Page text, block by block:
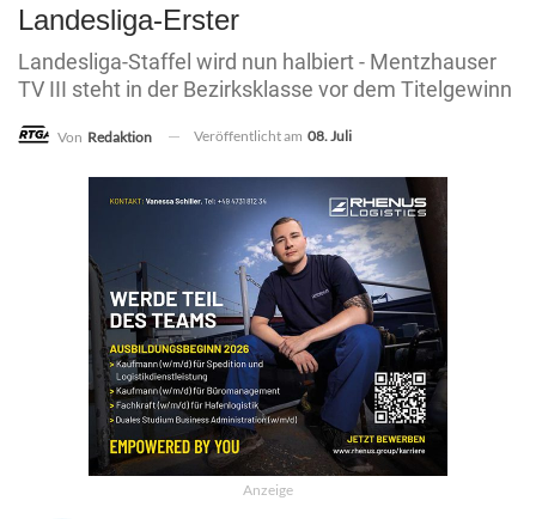
Landesliga-Erster
Landesliga-Staffel wird nun halbiert - Mentzhauser
TV III steht in der Bezirksklasse vor dem Titelgewinn
Von Redaktion Veröffentlicht am 08. Juli
Anzeige